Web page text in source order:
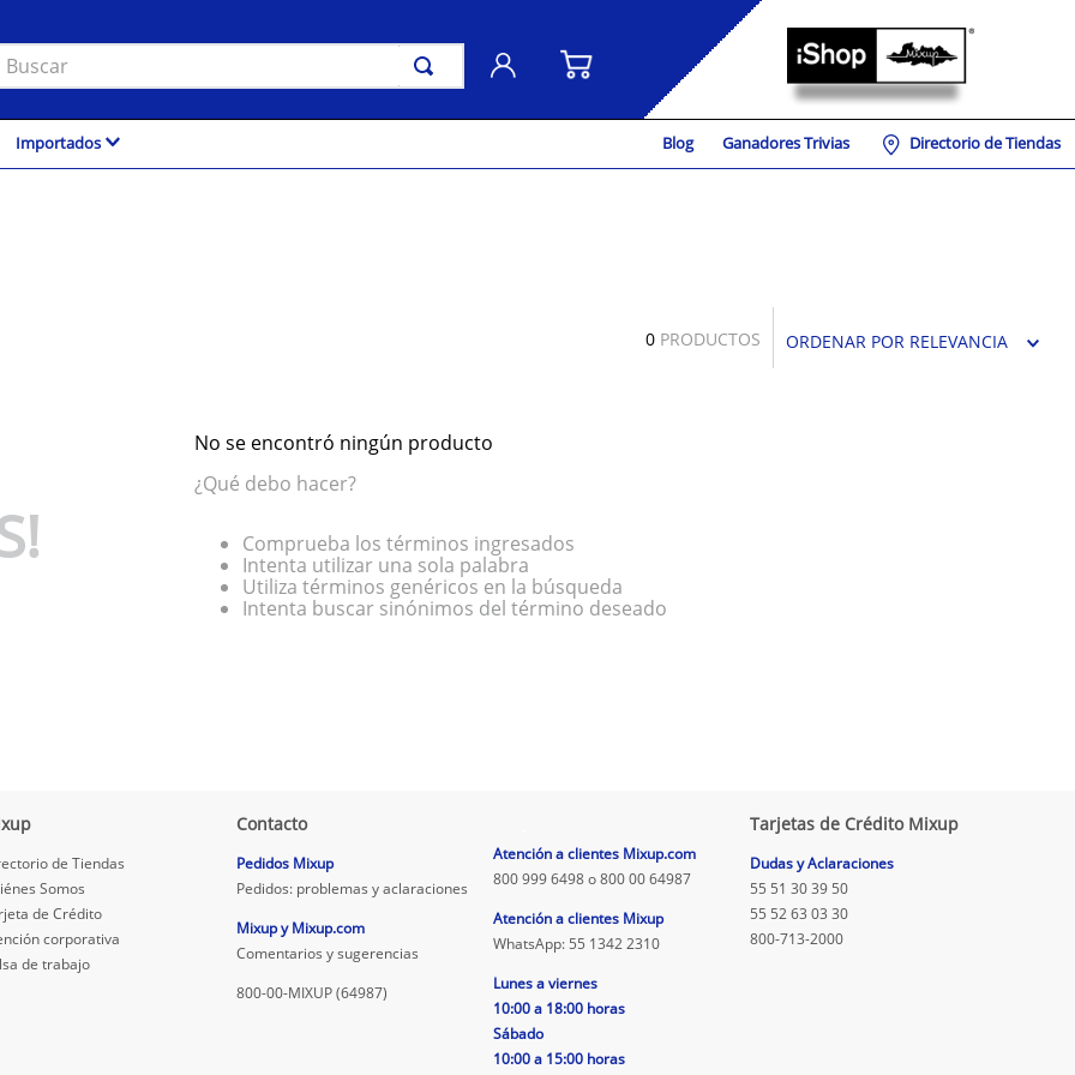
Importados Blog Ganadores Trivias Directorio de Tiendas
0 PRODUCTOS ORDENAR POR RELEVANCIA
No se encontró ningún producto
¿Qué debo hacer?
Comprueba los términos ingresados
Intenta utilizar una sola palabra
Utiliza términos genéricos en la búsqueda
Intenta buscar sinónimos del término deseado
de Tiendas
Somos
de Crédito
corporativa
de trabajo
Contacto
Pedidos Mixup
Pedidos: problemas y aclaraciones
Mixup y Mixup.com
Comentarios y sugerencias
800-00-MIXUP (64987)
Atención a clientes Mixup.com
800 999 6498 o 800 00 64987
Atención a clientes Mixup
WhatsApp: 55 1342 2310
Lunes a viernes
10:00 a 18:00 horas
Sábado
10:00 a 15:00 horas
Tarjetas de Crédito Mixup
Dudas y Aclaraciones
55 51 30 39 50
55 52 63 03 30
800-713-2000